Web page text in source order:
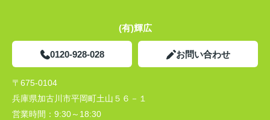
(有)輝広
0120-928-028 お問い合わせ
〒675-0104
兵庫県加古川市平岡町土山５６－１
営業時間： 9:30～18:30